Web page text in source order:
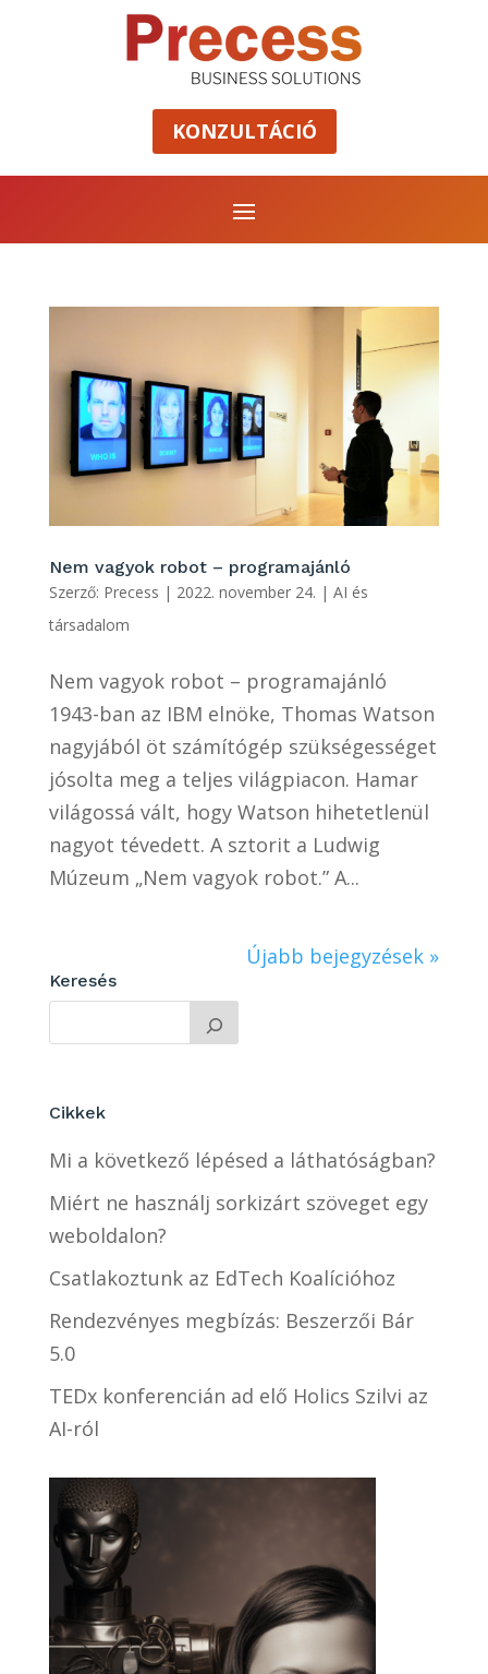
KONZULTÁCIÓ
Nem vagyok robot – programajánló
Szerző: Precess | 2022. november 24. | AI és
társadalom
Nem vagyok robot – programajánló
1943-ban az IBM elnöke, Thomas Watson
nagyjából öt számítógép szükségességet
jósolta meg a teljes világpiacon. Hamar
világossá vált, hogy Watson hihetetlenül
nagyot tévedett. A sztorit a Ludwig
Múzeum „Nem vagyok robot.” A...
Újabb bejegyzések »
Keresés
Cikkek
Mi a következő lépésed a láthatóságban?
Miért ne használj sorkizárt szöveget egy
weboldalon?
Csatlakoztunk az EdTech Koalícióhoz
Rendezvényes megbízás: Beszerzői Bár
5.0
TEDx konferencián ad elő Holics Szilvi az
AI-ról